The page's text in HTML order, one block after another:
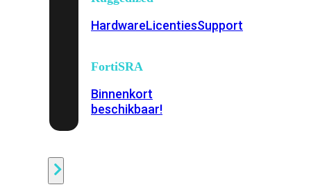
HardwareLicentiesSupport
FortiSRA
Binnenkort
beschikbaar!